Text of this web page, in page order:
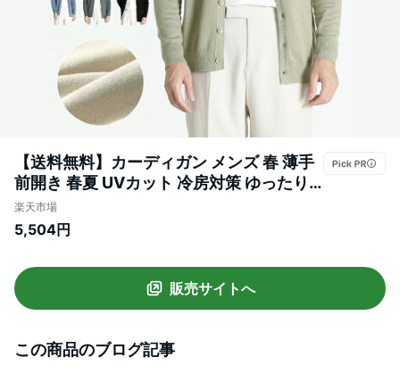
【送料無料】カーディガン メンズ 春 薄手
前開き 春夏 UVカット 冷房対策 ゆったり
サマーカーディガン 軽量 紫外線対策 フィ
ット ニットカーディガン ニット セーター
ン 無地 春 夏 アウター 通勤 通学
楽天市場
5,504円
販売サイトへ
この商品のブログ記事